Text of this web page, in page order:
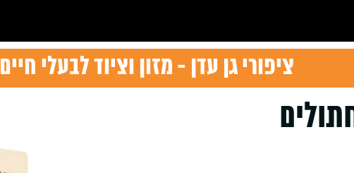
ציפורי גן עדן - מזון וציוד לבעלי חיים